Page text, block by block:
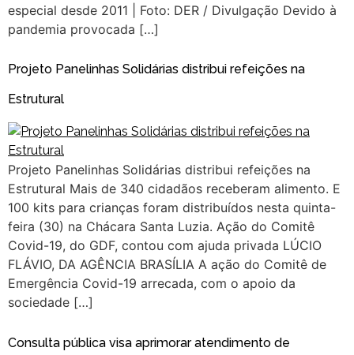
especial desde 2011 | Foto: DER / Divulgação Devido à
pandemia provocada […]
Projeto Panelinhas Solidárias distribui refeições na
Estrutural
Projeto Panelinhas Solidárias distribui refeições na
Estrutural Mais de 340 cidadãos receberam alimento. E
100 kits para crianças foram distribuídos nesta quinta-
feira (30) na Chácara Santa Luzia. Ação do Comitê
Covid-19, do GDF, contou com ajuda privada LÚCIO
FLÁVIO, DA AGÊNCIA BRASÍLIA A ação do Comitê de
Emergência Covid-19 arrecada, com o apoio da
sociedade […]
Consulta pública visa aprimorar atendimento de